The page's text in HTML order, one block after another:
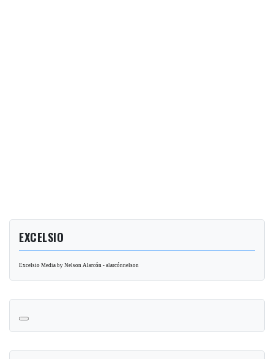
EXCELSIO
Excelsio Media by Nelson Alarcón - alarcónnelson